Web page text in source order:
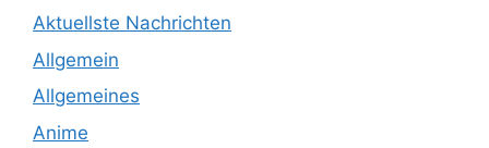
Aktuellste Nachrichten
Allgemein
Allgemeines
Anime